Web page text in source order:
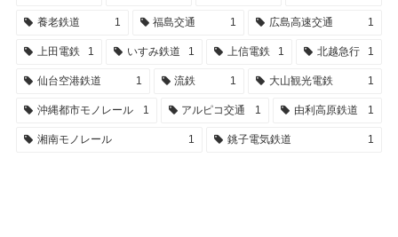
養老鉄道 1 福島交通 1 広島高速交通 1
上田電鉄 1 いすみ鉄道 1 上信電鉄 1 北越急行 1
仙台空港鉄道 1 流鉄 1 大山観光電鉄 1
沖縄都市モノレール 1 アルピコ交通 1 由利高原鉄道 1
湘南モノレール 1 銚子電気鉄道 1